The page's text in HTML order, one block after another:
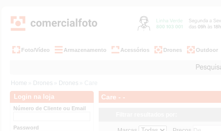
Foto/Vídeo Armazenamento Acessórios Drones Outdoor
Home » Drones » Drones » Care
Login na loja
Número de Cliente ou Email
Password
Care - -